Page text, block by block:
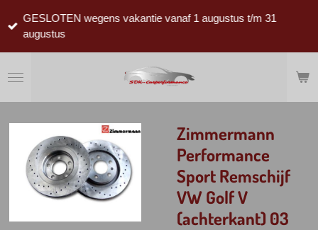
direct
hoofdinhoud
GESLOTEN wegens vakantie vanaf 1 augustus t/m 31
augustus
Zimmermann
Performance
Sport Remschijf
VW Golf V
(achterkant) 03